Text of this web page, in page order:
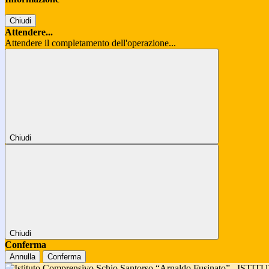
Chiudi
Attendere...
Attendere il completamento dell'operazione...
Chiudi
Chiudi
Conferma
Annulla Conferma